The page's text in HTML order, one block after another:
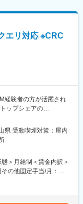
エリ対応 ※CRC
験者の方が活躍され
ップシェアの
「Quality」を高めてお
県 受動喫煙対策：屋内
＞月給制＜賃金内訳＞
の他固定手当/月：